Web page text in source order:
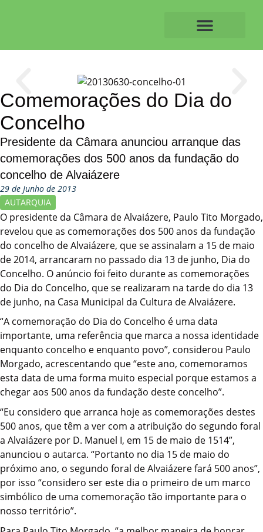
Comemorações do Dia do
Concelho
Presidente da Câmara anunciou arranque das
comemorações dos 500 anos da fundação do
concelho de Alvaiázere
29 de Junho de 2013
AUTARQUIA
O presidente da Câmara de Alvaiázere, Paulo Tito Morgado,
revelou que as comemorações dos 500 anos da fundação
do concelho de Alvaiázere, que se assinalam a 15 de maio
de 2014, arrancaram no passado dia 13 de junho, Dia do
Concelho. O anúncio foi feito durante as comemorações
do Dia do Concelho, que se realizaram na tarde do dia 13
de junho, na Casa Municipal da Cultura de Alvaiázere.
“A comemoração do Dia do Concelho é uma data
importante, uma referência que marca a nossa identidade
enquanto concelho e enquanto povo”, considerou Paulo
Morgado, acrescentando que “este ano, comemoramos
esta data de uma forma muito especial porque estamos a
chegar aos 500 anos da fundação deste concelho”.
“Eu considero que arranca hoje as comemorações destes
500 anos, que têm a ver com a atribuição do segundo foral
a Alvaiázere por D. Manuel I, em 15 de maio de 1514”,
anunciou o autarca. “Portanto no dia 15 de maio do
próximo ano, o segundo foral de Alvaiázere fará 500 anos”,
por isso “considero ser este dia o primeiro de um marco
simbólico de uma comemoração tão importante para o
nosso território”.